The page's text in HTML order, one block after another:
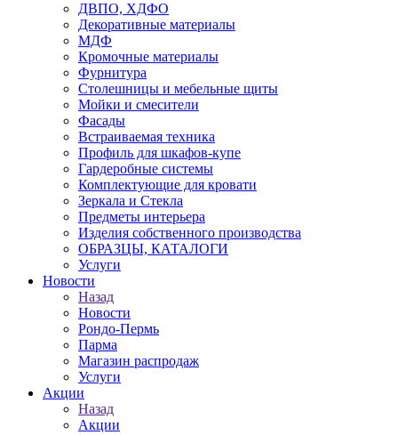
ДВПО, ХДФО
Декоративные материалы
МДФ
Кромочные материалы
Фурнитура
Столешницы и мебельные щиты
Мойки и смесители
Фасады
Встраиваемая техника
Профиль для шкафов-купе
Гардеробные системы
Комплектующие для кровати
Зеркала и Стекла
Предметы интерьера
Изделия собственного производства
ОБРАЗЦЫ, КАТАЛОГИ
Услуги
Новости
Назад
Новости
Рондо-Пермь
Парма
Магазин распродаж
Услуги
Акции
Назад
Акции